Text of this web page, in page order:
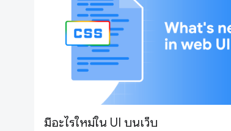
มีอะไรใหม่ใน UI บนเว็บ